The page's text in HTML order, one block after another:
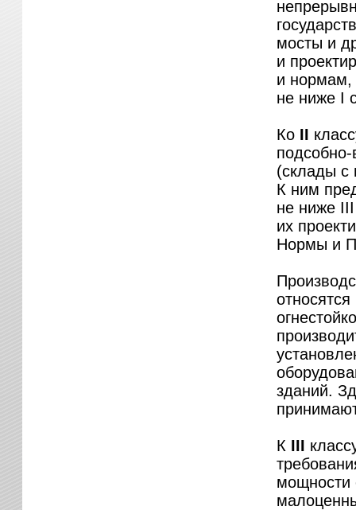
мосты и
и
и нормам,
не ниже I
Ко II
подсобно-
(склады с
К ним
не ниже III
их
Нормы и
зданий.
К III
мощности